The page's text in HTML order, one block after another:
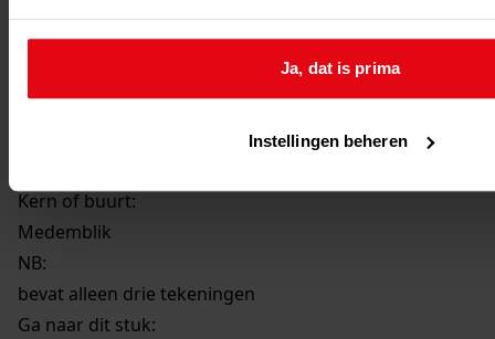
Ja, dat is prima
Instellingen beheren
Kern of buurt:
Medemblik
NB:
bevat alleen drie tekeningen
Ga naar dit stuk: